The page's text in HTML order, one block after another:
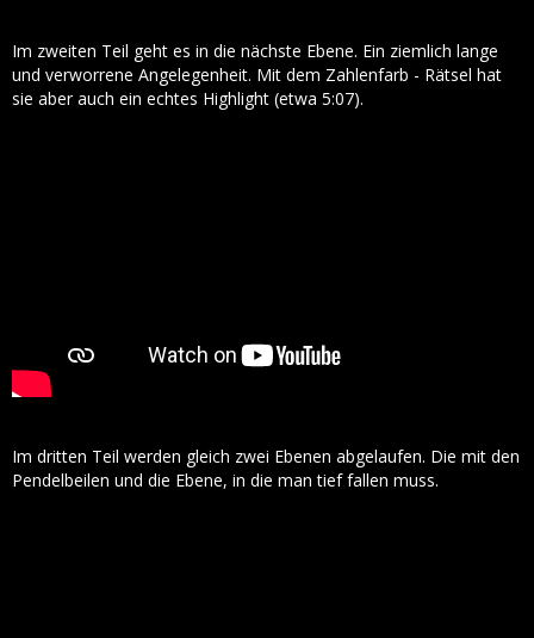
Im zweiten Teil geht es in die nächste Ebene. Ein ziemlich lange
und verworrene Angelegenheit. Mit dem Zahlenfarb - Rätsel hat
sie aber auch ein echtes Highlight (etwa 5:07).
Im dritten Teil werden gleich zwei Ebenen abgelaufen. Die mit den
Pendelbeilen und die Ebene, in die man tief fallen muss.